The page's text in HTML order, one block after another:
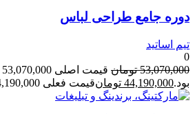
دوره جامع طراحی لباس
تیم اساتید
0
53,070,000 تومان
بود.44,190,000 تومانقیمت فعلی 44,190,000 تومان است.